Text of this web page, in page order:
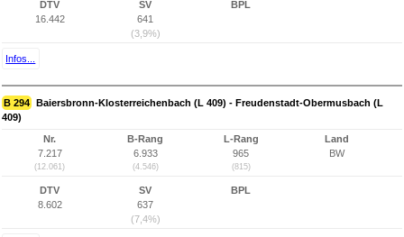
DTV
16.442
SV
641
(3,9%)
BPL
Infos...
B 294 Baiersbronn-Klosterreichenbach (L 409) - Freudenstadt-Obermusbach (L
409)
Nr.
7.217
(12.061)
B-Rang
6.933
(4.546)
L-Rang
965
(815)
Land
BW
DTV
8.602
SV
637
(7,4%)
BPL